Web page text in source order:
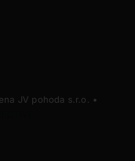
JV pohoda s.r.o. •